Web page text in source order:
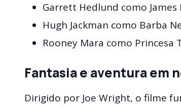
Garrett Hedlund como James
Hugh Jackman como Barba
Rooney Mara como Princesa
Fantasia e aventura em
Dirigido por Joe Wright, o filme